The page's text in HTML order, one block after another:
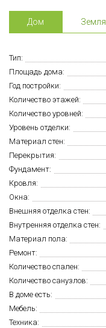
Дом Земля
Тип:
Площадь дома:
Год постройки:
Количество этажей:
Количество уровней:
Уровень отделки:
Материал стен:
Перекрытия:
Фундамент:
Кровля:
Окна:
Внешняя отделка стен:
Внутренняя отделка стен:
Материал пола:
Ремонт:
Количество спален:
Количество санузлов:
В доме есть:
Мебель:
Техника: